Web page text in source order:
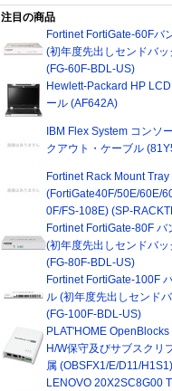
注目の商品
Fortinet FortiGate-60Fバ
(初年度先出しセンドバ
(FG-60F-BDL-US)
Hewlett-Packard HP
ール (AF642A)
IBM Flex System コンソ
クアウト・ケーブル
Fortinet Rack Mount Tray
(FortiGate40F/50E/60E/
0F/FS-108E) (SP-
Fortinet FortiGate-80F バ
(初年度先出しセンドバ
(FG-80F-BDL-US)
Fortinet FortiGate-100F
ル (初年度先出しセンド
(FG-100F-BDL-US)
PLAT'HOME OpenBlocks
H/W保守及びサブスクリ
属 (OBSFX1/E/D11/H1S1)
LENOVO 20X2SC8G00